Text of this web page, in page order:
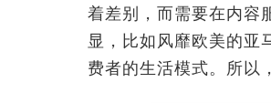
着差别，而需要在内容
显，比如风靡欧美的亚
费者的生活模式。所以